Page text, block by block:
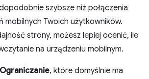
szybsze niż połączenia
mobilnych Twoich użytkowników.
strony, możesz lepiej ocenić, ile
na urządzeniu mobilnym.
Ograniczanie, które domyślnie ma